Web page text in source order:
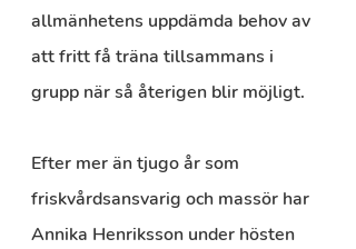
allmänhetens uppdämda behov av
att fritt få träna tillsammans i
grupp när så återigen blir möjligt.
Efter mer än tjugo år som
friskvårdsansvarig och massör har
Annika Henriksson under hösten